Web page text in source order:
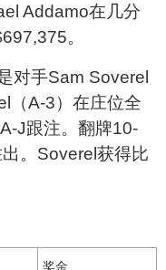
Addamo在几分
。
对手Sam Soverel
（A-3）在庄位全
J跟注。翻牌10-
。Soverel获得比
奖金